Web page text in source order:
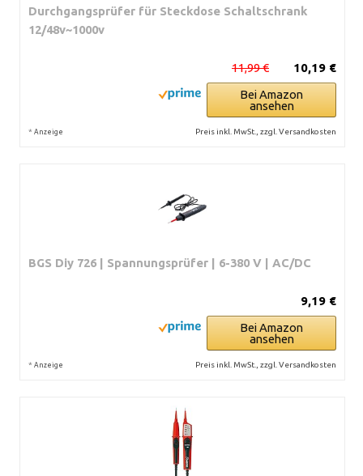
Durchgangsprüfer für Steckdose Schaltschrank
12/48v~1000v
10,19 €
11,99 €
Bei Amazon
ansehen
* Anzeige Preis inkl. MwSt., zzgl. Versandkosten
BGS Diy 726 | Spannungsprüfer | 6-380 V | AC/DC
9,19 €
Bei Amazon
ansehen
* Anzeige Preis inkl. MwSt., zzgl. Versandkosten